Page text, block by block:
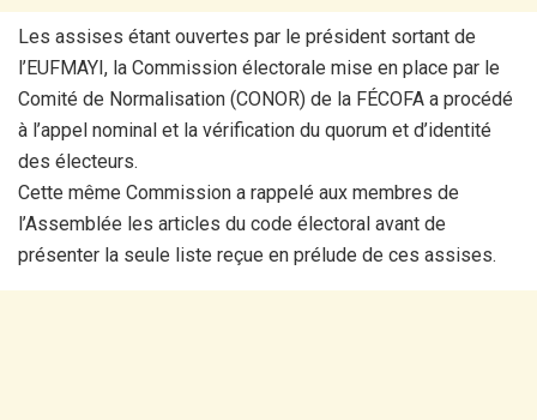
Les assises étant ouvertes par le président sortant de
l’EUFMAYI, la Commission électorale mise en place par le
Comité de Normalisation (CONOR) de la FÉCOFA a procédé
à l’appel nominal et la vérification du quorum et d’identité
des électeurs.
Cette même Commission a rappelé aux membres de
l’Assemblée les articles du code électoral avant de
présenter la seule liste reçue en prélude de ces assises.